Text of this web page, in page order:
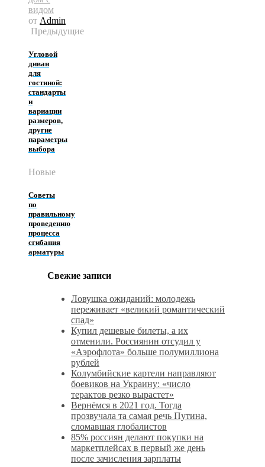
видом
от Admin
Предыдущие
Угловой
диван
для
гостиной:
стандарты
и
вариации
размеров,
другие
параметры
выбора
Новые
Советы
по
правильному
проведению
процесса
сгибания
арматуры
Свежие записи
Ловушка ожиданий: молодежь
переживает «великий романтический
спад»
Купил дешевые билеты, а их
отменили. Россиянин отсудил у
«Аэрофлота» больше полумиллиона
рублей
Колумбийские картели направляют
боевиков на Украину: «число
терактов резко вырастет»
Вернёмся в 2021 год. Тогда
прозвучала та самая речь Путина,
сломавшая глобалистов
85% россиян делают покупки на
маркетплейсах в первый же день
после зачисления зарплаты